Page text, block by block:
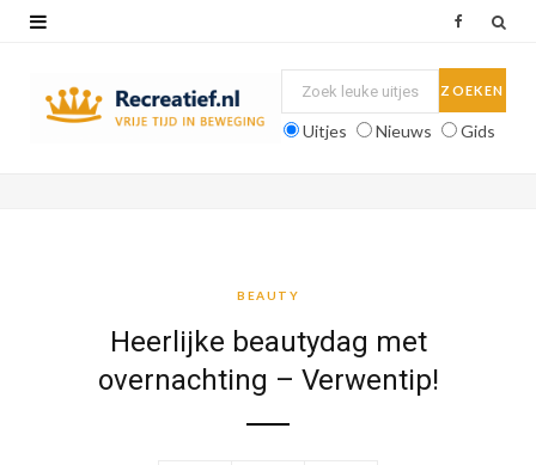
Uitjes Nieuws Gids
BEAUTY
Heerlijke beautydag met
overnachting – Verwentip!